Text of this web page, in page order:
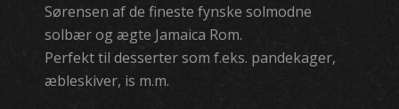
Sørensen af de fineste fynske solmodne
solbær og ægte Jamaica Rom.
Perfekt til desserter som f.eks. pandekager,
æbleskiver, is m.m.